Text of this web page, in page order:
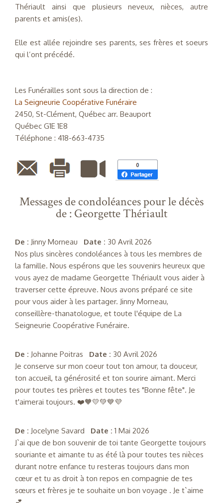
Thériault ainsi que plusieurs neveux, nièces, autre
parents et amis(es).
Elle est allée rejoindre ses parents, ses frères et soeurs
qui l’ont précédé.
Les Funérailles sont sous la direction de :
La Seigneurie Coopérative Funéraire
2450, St-Clément, Québec arr. Beauport
Québec G1E 1E8
Téléphone : 418-663-4735
Messages de condoléances pour le décès
de : Georgette Thériault
De : Jinny Morneau Date : 30 Avril 2026
Nos plus sincères condoléances à tous les membres de
la famille. Nous espérons que les souvenirs heureux que
vous ayez de madame Georgette Thériault vous aider à
traverser cette épreuve. Nous avons préparé ce site
pour vous aider à les partager. Jinny Morneau,
conseillère-thanatologue, et toute l'équipe de La
Seigneurie Coopérative Funéraire.
De : Johanne Poitras Date : 30 Avril 2026
Je conserve sur mon coeur tout ton amour, ta douceur,
ton accueil, ta générosité et ton sourire aimant. Merci
pour toutes tes prières et toutes tes "Bonne fête". Je
t'aimerai toujours. ❤️🧡💛💚💙💜
De : Jocelyne Savard Date : 1 Mai 2026
J`ai que de bon souvenir de toi tante Georgette toujours
souriante et aimante tu as été là pour toutes tes nièces
durant notre enfance tu resteras toujours dans mon
cœur et tu as droit à ton repos en compagnie de tes
sœurs et frères je te souhaite un bon voyage . Je t`aime